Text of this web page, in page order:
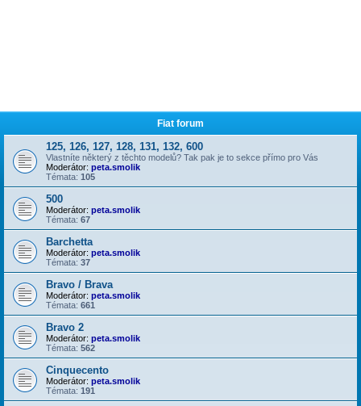
Fiat forum
125, 126, 127, 128, 131, 132, 600
Vlastníte některý z těchto modelů? Tak pak je to sekce přímo pro Vás
Moderátor: peta.smolik
Témata: 105
500
Moderátor: peta.smolik
Témata: 67
Barchetta
Moderátor: peta.smolik
Témata: 37
Bravo / Brava
Moderátor: peta.smolik
Témata: 661
Bravo 2
Moderátor: peta.smolik
Témata: 562
Cinquecento
Moderátor: peta.smolik
Témata: 191